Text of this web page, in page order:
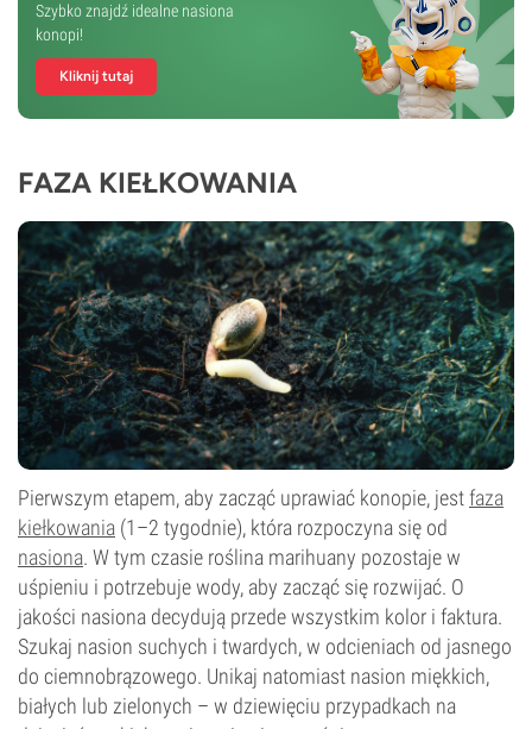
Szybko znajdź idealne nasiona
konopi!
Kliknij tutaj
FAZA KIEŁKOWANIA
Pierwszym etapem, aby zacząć uprawiać konopie, jestfaza
kiełkowania (1–2 tygodnie), która rozpoczyna się od
nasiona. W tym czasie roślina marihuany pozostaje w
uśpieniu i potrzebuje wody, aby zacząć się rozwijać. O
jakości nasiona decydują przede wszystkim kolor i faktura.
Szukaj nasion suchych i twardych, w odcieniach od jasnego
do ciemnobrązowego. Unikaj natomiast nasion miękkich,
białych lub zielonych – w dziewięciu przypadkach na